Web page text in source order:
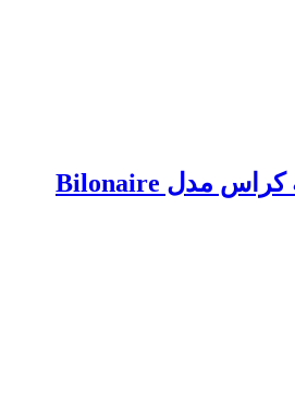
عطر جیبی مردانه کراس مدل Bilonaire